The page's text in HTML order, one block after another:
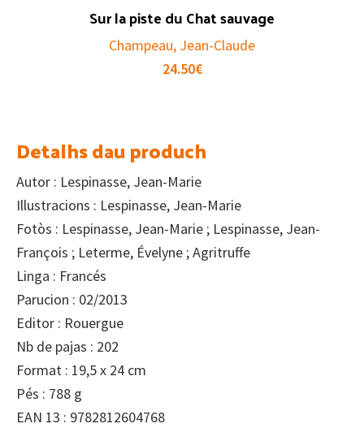
Sur la piste du Chat sauvage
Champeau, Jean-Claude
24.50€
Detalhs dau produch
Autor : Lespinasse, Jean-Marie
Illustracions : Lespinasse, Jean-Marie
Fotòs : Lespinasse, Jean-Marie ; Lespinasse, Jean-
François ; Leterme, Évelyne ; Agritruffe
Linga : Francés
Parucion : 02/2013
Editor : Rouergue
Nb de pajas : 202
Format : 19,5 x 24 cm
Pés : 788 g
EAN 13 : 9782812604768